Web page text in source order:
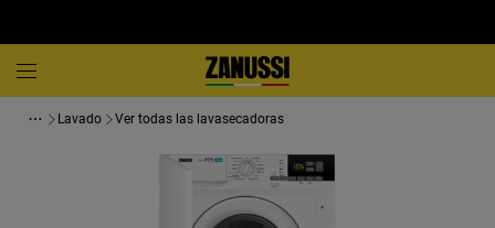
Lavado Ver todas las lavasecadoras